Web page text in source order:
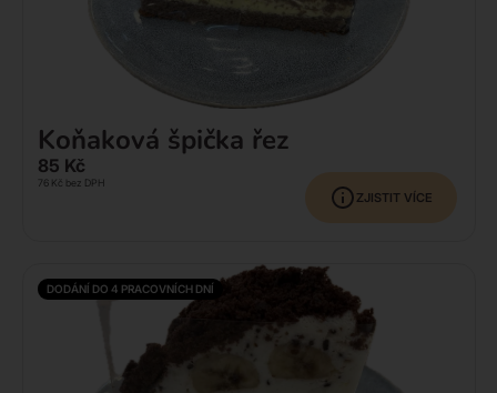
ZJISTIT VÍCE
Koňaková špička řez
85 Kč
76 Kč bez DPH
DODÁNÍ DO 4 PRACOVNÍCH DNÍ